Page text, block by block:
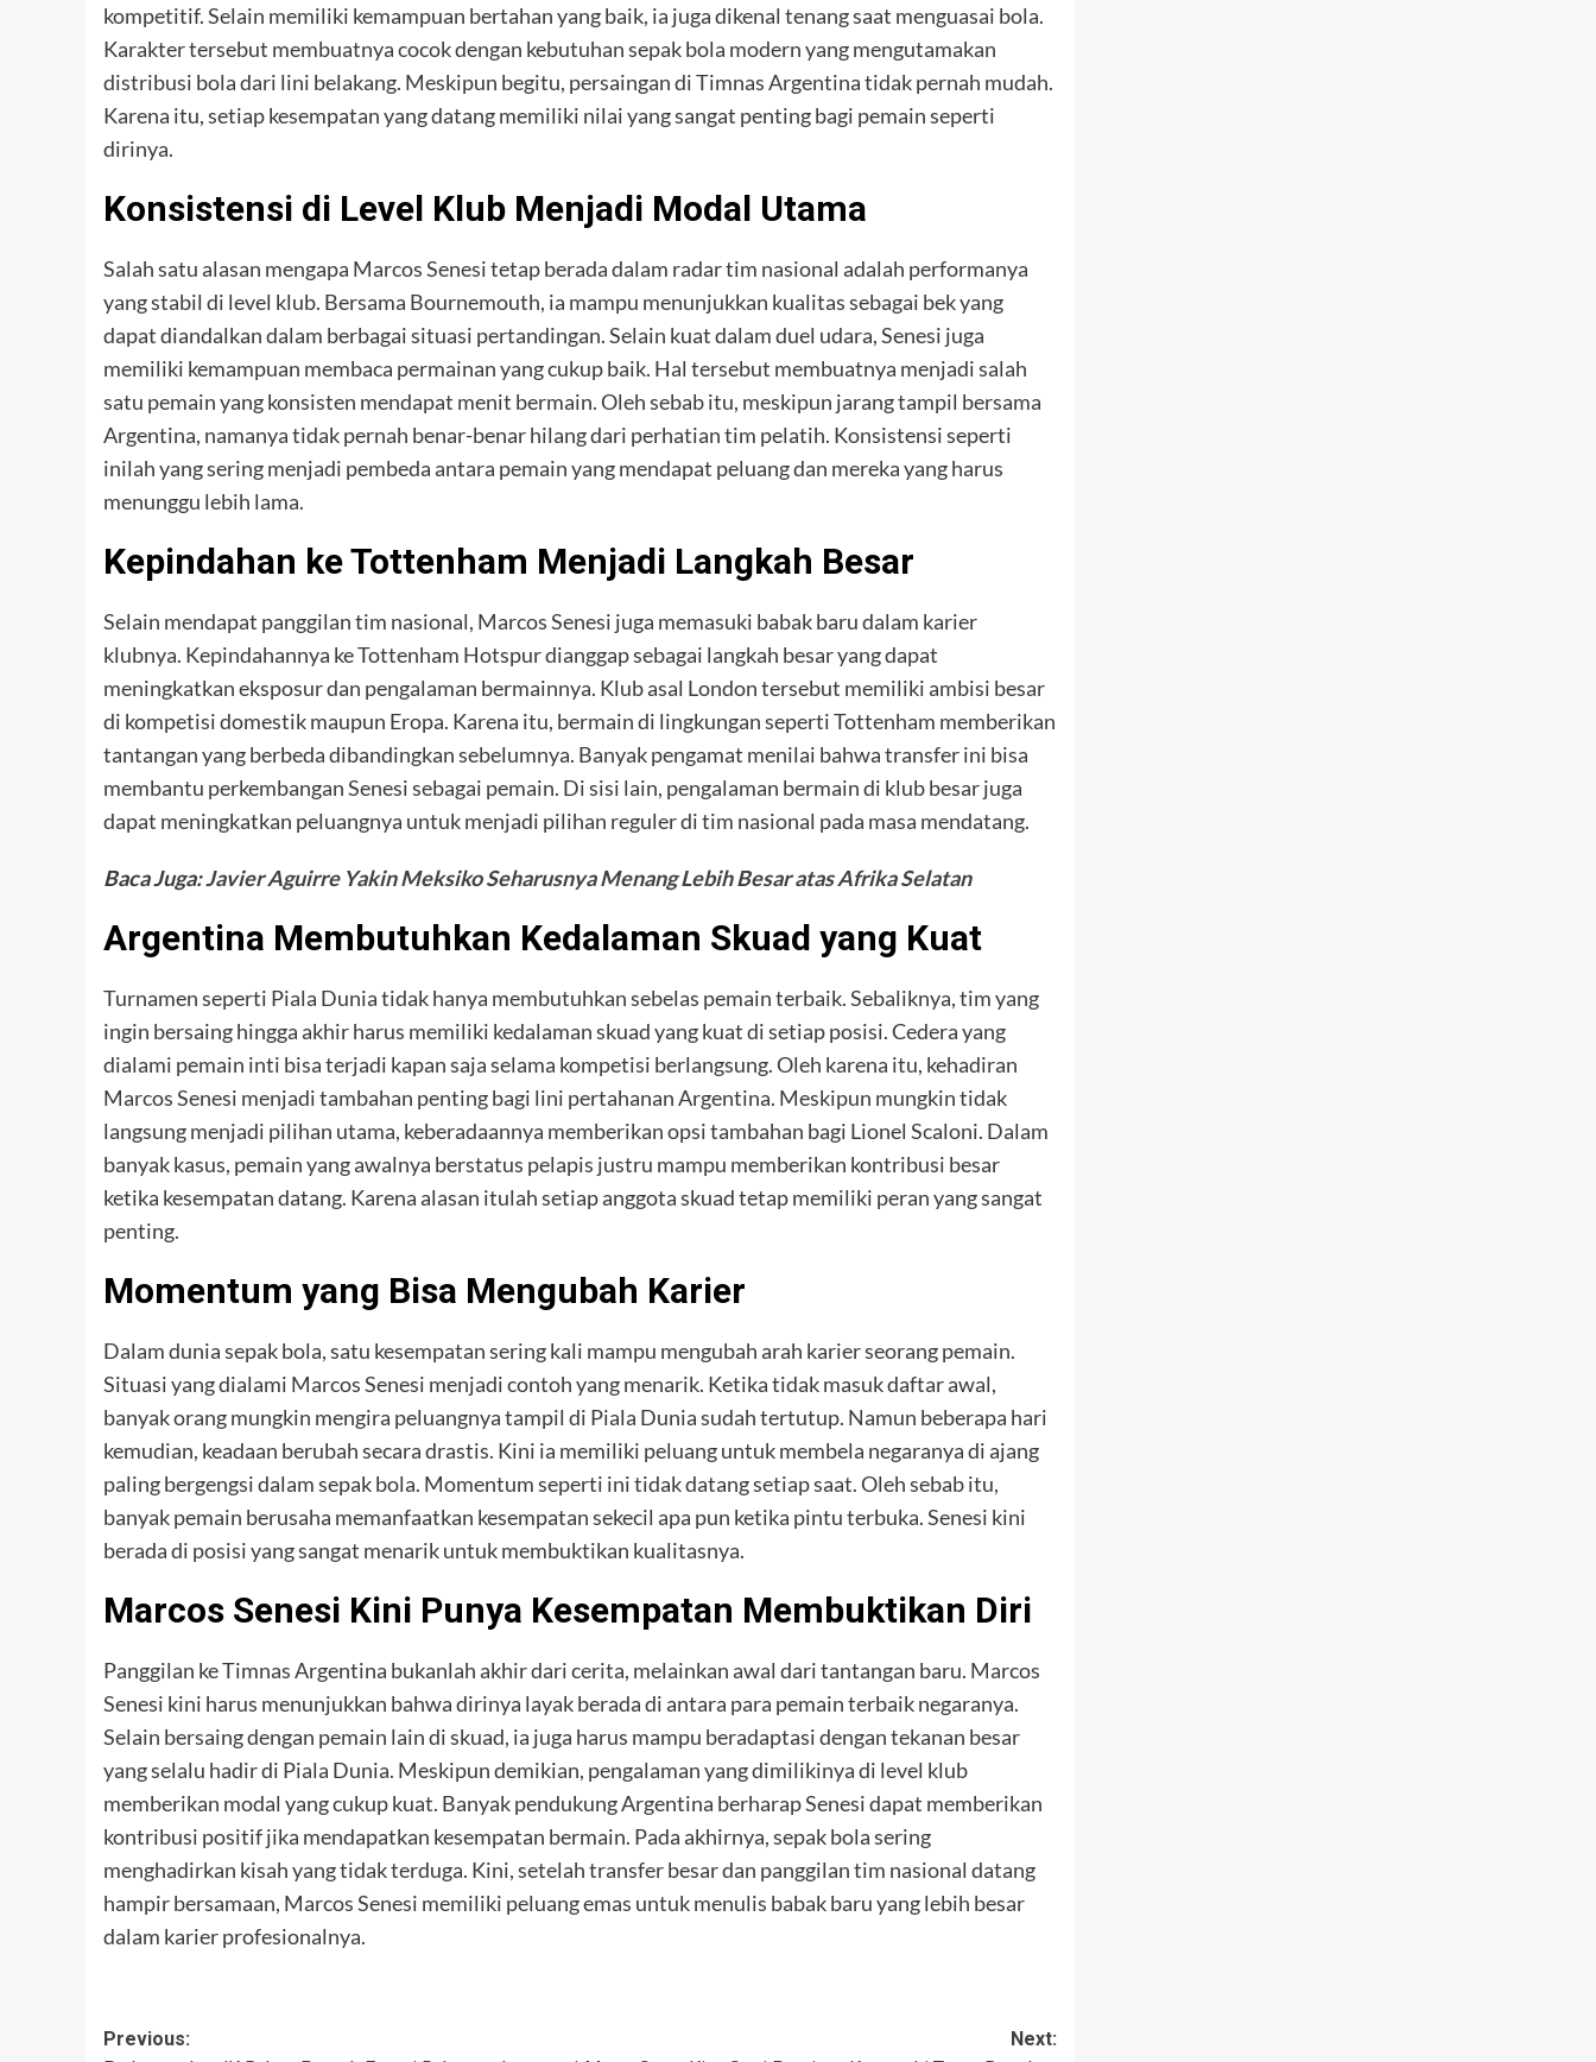
kompetitif. Selain memiliki kemampuan bertahan yang baik, ia juga dikenal tenang saat menguasai bola.
Karakter tersebut membuatnya cocok dengan kebutuhan sepak bola modern yang mengutamakan
distribusi bola dari lini belakang. Meskipun begitu, persaingan di Timnas Argentina tidak pernah mudah.
Karena itu, setiap kesempatan yang datang memiliki nilai yang sangat penting bagi pemain seperti
dirinya.
Konsistensi di Level Klub Menjadi Modal Utama
Salah satu alasan mengapa Marcos Senesi tetap berada dalam radar tim nasional adalah performanya
yang stabil di level klub. Bersama Bournemouth, ia mampu menunjukkan kualitas sebagai bek yang
dapat diandalkan dalam berbagai situasi pertandingan. Selain kuat dalam duel udara, Senesi juga
memiliki kemampuan membaca permainan yang cukup baik. Hal tersebut membuatnya menjadi salah
satu pemain yang konsisten mendapat menit bermain. Oleh sebab itu, meskipun jarang tampil bersama
Argentina, namanya tidak pernah benar-benar hilang dari perhatian tim pelatih. Konsistensi seperti
inilah yang sering menjadi pembeda antara pemain yang mendapat peluang dan mereka yang harus
menunggu lebih lama.
Kepindahan ke Tottenham Menjadi Langkah Besar
Selain mendapat panggilan tim nasional, Marcos Senesi juga memasuki babak baru dalam karier
klubnya. Kepindahannya ke Tottenham Hotspur dianggap sebagai langkah besar yang dapat
meningkatkan eksposur dan pengalaman bermainnya. Klub asal London tersebut memiliki ambisi besar
di kompetisi domestik maupun Eropa. Karena itu, bermain di lingkungan seperti Tottenham memberikan
tantangan yang berbeda dibandingkan sebelumnya. Banyak pengamat menilai bahwa transfer ini bisa
membantu perkembangan Senesi sebagai pemain. Di sisi lain, pengalaman bermain di klub besar juga
dapat meningkatkan peluangnya untuk menjadi pilihan reguler di tim nasional pada masa mendatang.
Baca Juga:Javier Aguirre Yakin Meksiko Seharusnya Menang Lebih Besar atas Afrika Selatan
Argentina Membutuhkan Kedalaman Skuad yang Kuat
Turnamen seperti Piala Dunia tidak hanya membutuhkan sebelas pemain terbaik. Sebaliknya, tim yang
ingin bersaing hingga akhir harus memiliki kedalaman skuad yang kuat di setiap posisi. Cedera yang
dialami pemain inti bisa terjadi kapan saja selama kompetisi berlangsung. Oleh karena itu, kehadiran
Marcos Senesi menjadi tambahan penting bagi lini pertahanan Argentina. Meskipun mungkin tidak
langsung menjadi pilihan utama, keberadaannya memberikan opsi tambahan bagi Lionel Scaloni. Dalam
banyak kasus, pemain yang awalnya berstatus pelapis justru mampu memberikan kontribusi besar
ketika kesempatan datang. Karena alasan itulah setiap anggota skuad tetap memiliki peran yang sangat
penting.
Momentum yang Bisa Mengubah Karier
Dalam dunia sepak bola, satu kesempatan sering kali mampu mengubah arah karier seorang pemain.
Situasi yang dialami Marcos Senesi menjadi contoh yang menarik. Ketika tidak masuk daftar awal,
banyak orang mungkin mengira peluangnya tampil di Piala Dunia sudah tertutup. Namun beberapa hari
kemudian, keadaan berubah secara drastis. Kini ia memiliki peluang untuk membela negaranya di ajang
paling bergengsi dalam sepak bola. Momentum seperti ini tidak datang setiap saat. Oleh sebab itu,
banyak pemain berusaha memanfaatkan kesempatan sekecil apa pun ketika pintu terbuka. Senesi kini
berada di posisi yang sangat menarik untuk membuktikan kualitasnya.
Marcos Senesi Kini Punya Kesempatan Membuktikan Diri
Panggilan ke Timnas Argentina bukanlah akhir dari cerita, melainkan awal dari tantangan baru. Marcos
Senesi kini harus menunjukkan bahwa dirinya layak berada di antara para pemain terbaik negaranya.
Selain bersaing dengan pemain lain di skuad, ia juga harus mampu beradaptasi dengan tekanan besar
yang selalu hadir di Piala Dunia. Meskipun demikian, pengalaman yang dimilikinya di level klub
memberikan modal yang cukup kuat. Banyak pendukung Argentina berharap Senesi dapat memberikan
kontribusi positif jika mendapatkan kesempatan bermain. Pada akhirnya, sepak bola sering
menghadirkan kisah yang tidak terduga. Kini, setelah transfer besar dan panggilan tim nasional datang
hampir bersamaan, Marcos Senesi memiliki peluang emas untuk menulis babak baru yang lebih besar
dalam karier profesionalnya.
Post
Previous:
Next: